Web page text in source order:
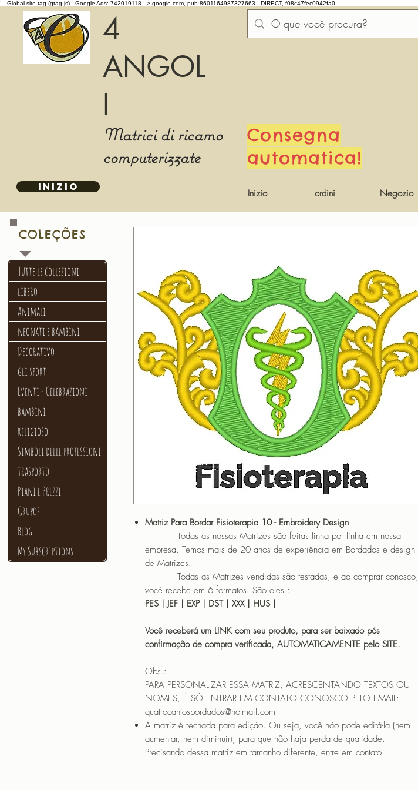
!-- Global site tag (gtag.js) - Google Ads: 742019118 --> google.com, pub-8601164987327663 , DIRECT, f08c47fec0942fa0
4
ANGOL
I
Matrici di ricamo
computerizzate
Consegna
automatica!
INIZIO
Inizio ordini Negozio
Matriz Para Bordar Fisioterapia 10 - Embroidery Design
Todas as nossas Matrizes são feitas linha por linha em nossa
empresa. Temos mais de 20 anos de experiência em Bordados e design
de Matrizes.
Todas as Matrizes vendidas são testadas, e ao comprar conosco,
você recebe em 6 formatos. São eles :
PES | JEF | EXP | DST | XXX | HUS |
Você receberá um LINK com seu produto, para ser baixado pós
confirmação de compra verificada, AUTOMATICAMENTE pelo SITE.
Obs.:
PARA PERSONALIZAR ESSA MATRIZ, ACRESCENTANDO TEXTOS OU
NOMES, É SÓ ENTRAR EM CONTATO CONOSCO PELO EMAIL:
quatrocantosbordados@hotmail.com
A matriz é fechada para edição. Ou seja, você não pode editá-la (nem
aumentar, nem diminuir), para que não haja perda de qualidade.
Precisando dessa matriz em tamanho diferente, entre em contato.
Tutte le collezioni
libero
Animali
neonati e bambini
Decorativo
gli sport
Eventi - Celebrazioni
bambini
religioso
Simboli delle professioni
trasporto
Piani e Prezzi
Grupos
Blog
My Subscriptions
COLEÇÕES